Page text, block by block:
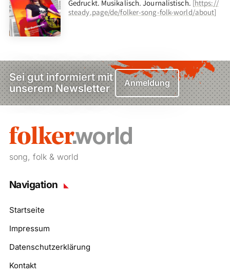
Gedruckt. Musikalisch. Journalistisch. [https://
steady.page/de/folker-song-folk-world/about]
Sei gut informiert mit
unserem Newsletter
Anmeldung
song, folk & world
Navigation
Startseite
Impressum
Datenschutzerklärung
Kontakt